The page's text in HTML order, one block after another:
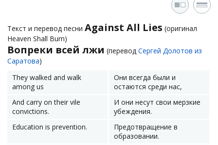
Текст и перевод песни Against All Lies (оригинал
Heaven Shall Burn)
Вопреки всей лжи (перевод Сергей Долотов из
Саратова)
They walked and walk
among us
Они всегда были и
остаются среди нас,
And carry on their vile
convictions.
И они несут свои мерзкие
убеждения.
Education is prevention.
Предотвращение в
образовании.